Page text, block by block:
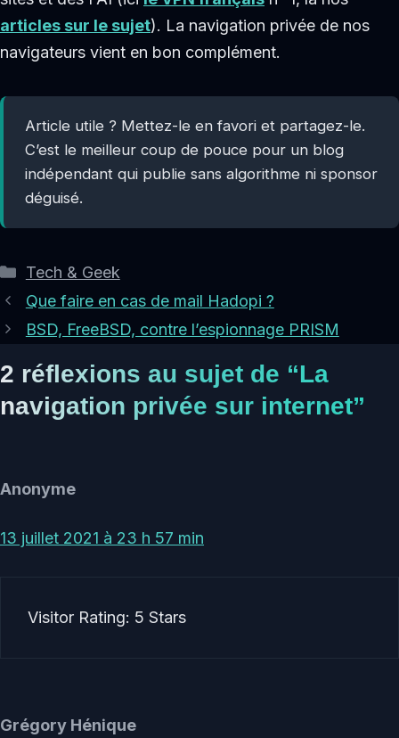
articles sur le sujet). La navigation privée de nos
navigateurs vient en bon complément.
Article utile ? Mettez-le en favori et partagez-le.
C’est le meilleur coup de pouce pour un blog
indépendant qui publie sans algorithme ni sponsor
déguisé.
Catégories
Tech & Geek
Que faire en cas de mail Hadopi ?
BSD, FreeBSD, contre l’espionnage PRISM
2 réflexions au sujet de “La
navigation privée sur internet”
Anonyme
13 juillet 2021 à 23 h 57 min
Visitor Rating: 5 Stars
Grégory Hénique